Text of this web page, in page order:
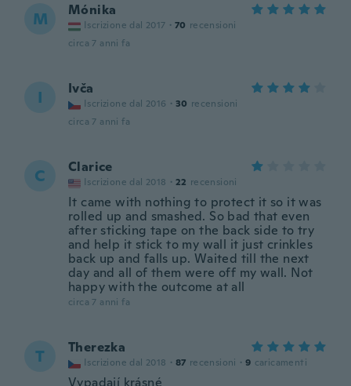
M Mónika
Iscrizione dal 2017 · 70 recensioni
circa 7 anni fa
I Ivča
Iscrizione dal 2016 · 30 recensioni
circa 7 anni fa
C Clarice
Iscrizione dal 2018 · 22 recensioni
It came with nothing to protect it so it was
rolled up and smashed. So bad that even
after sticking tape on the back side to try
and help it stick to my wall it just crinkles
back up and falls up. Waited till the next
day and all of them were off my wall. Not
happy with the outcome at all
circa 7 anni fa
T Therezka
Iscrizione dal 2018 · 87 recensioni · 9 caricamenti
Vypadají krásné